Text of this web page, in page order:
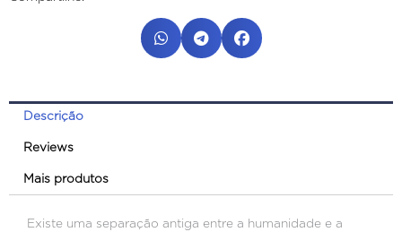
Descrição
Reviews
Mais produtos
Existe uma separação antiga entre a humanidade e a